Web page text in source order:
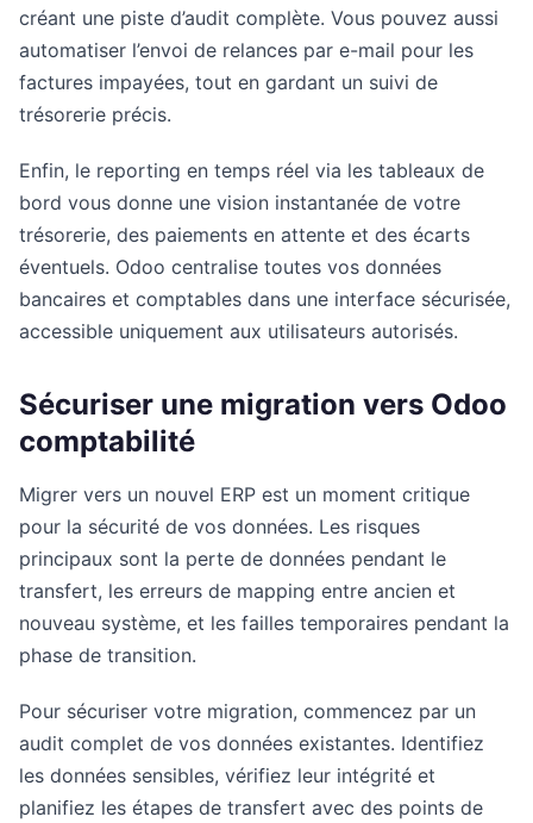
créant une piste d’audit complète. Vous pouvez aussi
automatiser l’envoi de relances par e-mail pour les
factures impayées, tout en gardant un suivi de
trésorerie précis.
Enfin, le reporting en temps réel via les tableaux de
bord vous donne une vision instantanée de votre
trésorerie, des paiements en attente et des écarts
éventuels. Odoo centralise toutes vos données
bancaires et comptables dans une interface sécurisée,
accessible uniquement aux utilisateurs autorisés.
Sécuriser une migration vers Odoo
comptabilité
Migrer vers un nouvel ERP est un moment critique
pour la sécurité de vos données. Les risques
principaux sont la perte de données pendant le
transfert, les erreurs de mapping entre ancien et
nouveau système, et les failles temporaires pendant la
phase de transition.
Pour sécuriser votre migration, commencez par un
audit complet de vos données existantes. Identifiez
les données sensibles, vérifiez leur intégrité et
planifiez les étapes de transfert avec des points de